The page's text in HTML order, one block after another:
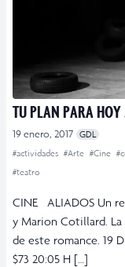
TU PLAN PARA
19 enero, 2017 GDL
#actividades #Arte #Cine
#teatro
CINE ALIADOS Un
y Marion Cotillard. La
de este romance. 19
$73 20:05 H […]